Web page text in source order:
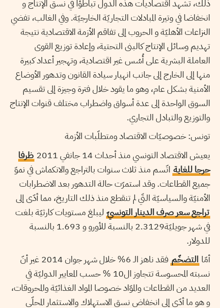
ذلك، تشهد اقتصاديات هذه الدول تباطؤا في نسق الإنتاج و
انخفاضا في وتيرة المبادلات التجاريّة الخارجيّة. وفي الغالب، تفضي
النزاعات الأهليّة و الحروب إلى تفاقم الأزمة الاقتصادية نتيجة
تهديم وسائل الإنتاج كالبنى التحتية، وإعادة توزيع القوى
العاملة البشرية على أُسُس غير اقتصادية، وتهجير أعداد كبيرة
منها إلى الخارج إلى جانب انهيار سيادة القانون وتدهور الأوضاع
الأمنية بشكل عام، وهو ما يقود خلال فترة وجيزة إلى تقسيم
السوق الواحدة إلى عدة أسواق واضطراب مختلف قنوات الإنتاج
والتوزيع والتبادل التجاري.
تونس: خصوصيّات الاقتصاد ومتطلّبات الأزمة
يعيش الاقتصاد التونسي منذ أحداث 14 جانفي 2011
ظرفا
حرجا للغاية اتّسم منذ ثلاث سنوات بالتراجع والانكماش في نموّ
جميع القطاعات. وقد استمرّت حالة التدهور بعد الاضطرابات
الأمنيّة والسياسيّة التّي لم تنقطع منذ ذلك التاريخ، مما أدّى إلى
تراجع سعر صرف الدينار التونسيّ ليبلغ مستويات كارثيّة بلغت
في شهر جويليّة2.3129 بالنسبة للأورو و 1.693 بالنسبة
للدولار.
أمّا التضخّم
فقد ناهز الـ 6% خلال شهر جوان 2014 غير أنّ
نسبته المحسوسة تتجاوز ال10 % حسب المعايير الدوليّة في
العديد من القطاعات والموّاد خصوصا المواد الغذائيّة والمحروقات،
و هو ما أدّى إلى انخفاض نسق الاستهلاك والاستثمار المحلّي